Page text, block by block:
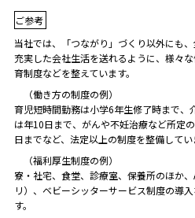
ご参考
当社では、「つながり」づくり以外にも
充実した会社生活を送れるように、様々
育制度などを整えています。
（働き方の制度の例）
育児短時間勤務は小学6年生修了時まで、
は年10日まで、がんや不妊治療など所定
日までなど、法定以上の制度を整備してい
（福利厚生制度の例）
寮・社宅、食堂、診療室、保養所のほか
リ）、ベビーシッターサービス制度の導
す。